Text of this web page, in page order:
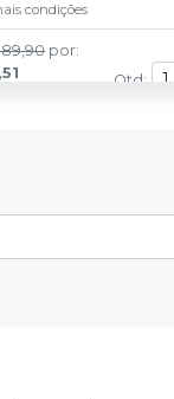
condições
89,90 por:
Qtd:
condições
89,90por: